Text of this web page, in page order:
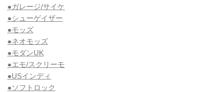
●ガレージ/サイケ
●シューゲイザー
●モッズ
●ネオモッズ
●モダンUK
●エモ/スクリーモ
●USインディ
●ソフトロック